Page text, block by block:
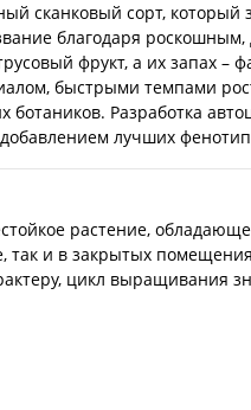
сканковый сорт,
благодаря
фрукт, а их запах –
быстрыми темпами
Разработка
лучших
растение,
так и в закрытых
цикл выращивания